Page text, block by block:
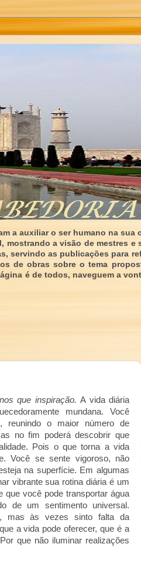
a auxiliar o ser humano na sua
a visão de mestres e
servindo as publicações para
de obras sobre o tema
é de todos, naveguem a
que inspiração. A vida diária
mundana. Você
reunindo o maior número de
no fim poderá descobrir que
Pois o que torna a vida
Você se sente vigoroso, não
na superfície. Em algumas
vibrante sua rotina diária é um
que você pode transportar água
de um sentimento universal.
mas às vezes sinto falta da
a vida pode oferecer, que é a
que não iluminar realizações